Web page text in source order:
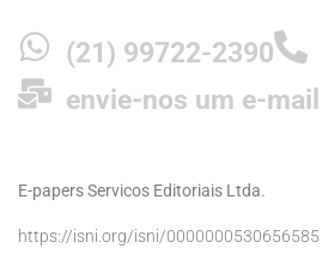
(21) 99722-2390
envie-nos um e-mail
E-papers Servicos Editoriais Ltda.
https://isni.org/isni/0000000530656585